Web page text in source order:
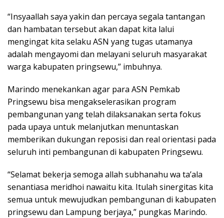
“Insyaallah saya yakin dan percaya segala tantangan
dan hambatan tersebut akan dapat kita lalui
mengingat kita selaku ASN yang tugas utamanya
adalah mengayomi dan melayani seluruh masyarakat
warga kabupaten pringsewu,” imbuhnya.
Marindo menekankan agar para ASN Pemkab
Pringsewu bisa mengakselerasikan program
pembangunan yang telah dilaksanakan serta fokus
pada upaya untuk melanjutkan menuntaskan
memberikan dukungan reposisi dan real orientasi pada
seluruh inti pembangunan di kabupaten Pringsewu.
“Selamat bekerja semoga allah subhanahu wa ta’ala
senantiasa meridhoi nawaitu kita. Itulah sinergitas kita
semua untuk mewujudkan pembangunan di kabupaten
pringsewu dan Lampung berjaya,” pungkas Marindo.